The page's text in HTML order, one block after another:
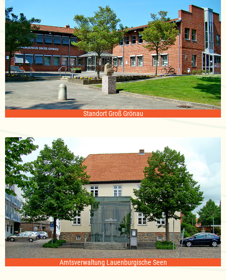
Standort Groß Grönau
Amtsverwaltung Lauenburgische Seen